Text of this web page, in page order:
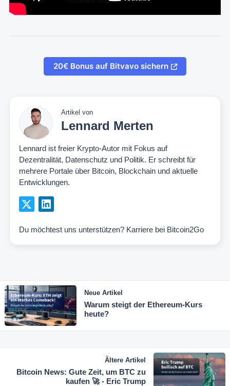
20€ Bonus auf Bitvavo sichern
Artikel von
Lennard Merten
Lennard ist freier Krypto-Autor mit Fokus auf
Dezentralität, Datenschutz und Politik. Er schreibt für
mehrere Portale über Bitcoin, Blockchain und aktuelle
Entwicklungen.
Du möchtest uns unterstützen? Karriere bei Bitcoin2Go
Neue Artikel
Warum steigt der Ethereum-Kurs
heute?
Ältere Artikel
Bitcoin News: Gute Zeit, um BTC zu
kaufen 🚀 - Eric Trump